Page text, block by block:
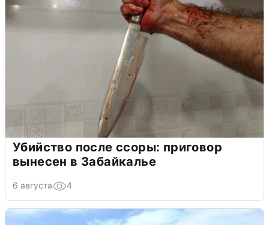
Убийство после ссоры: приговор
вынесен в Забайкалье
6 августа 4